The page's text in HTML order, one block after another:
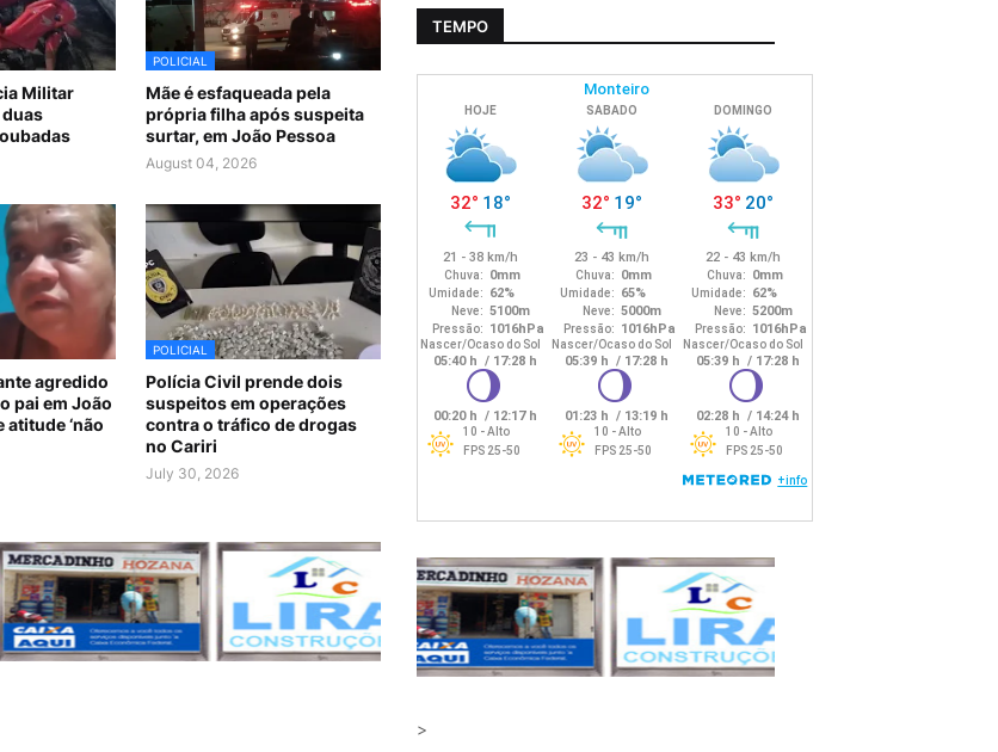
Militar
POLICIAL
Mãe é esfaqueada pela
própria filha após suspeita
surtar, em João Pessoa
August 04, 2026
agredido
pai em João
atitude ‘não
POLICIAL
Polícia Civil prende dois
suspeitos em operações
contra o tráfico de drogas
no Cariri
July 30, 2026
TEMPO
>